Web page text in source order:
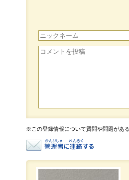
※この登録情報について質問や問題があ